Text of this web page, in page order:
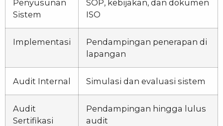
Penyusunan
Sistem
SOP, kebijakan, dan dokumen
ISO
Implementasi
Pendampingan penerapan di
lapangan
Audit Internal Simulasi dan evaluasi sistem
Audit
Sertifikasi
Pendampingan hingga lulus
audit